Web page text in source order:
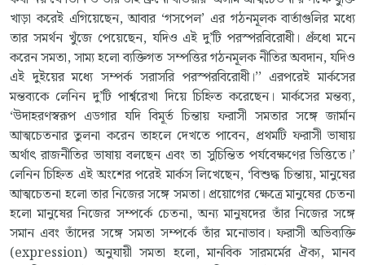
খাড়া করেই এগিয়েছেন, আবার ‘গসপেল’ এর গঠনমূলক বার্তাগুলির মধ্যে
তার সমর্থন খুঁজে পেয়েছেন, যদিও এই দু’টি পরস্পরবিরোধী। প্রুঁধো মনে
করেন সমতা, সাম্য হলো ব্যক্তিগত সম্পত্তির গঠনমূলক নীতির অবদান, যদিও
এই দুইয়ের মধ্যে সম্পর্ক সরাসরি পরস্পরবিরোধী।’’ এরপরেই মার্কসের
মন্তব্যকে লেনিন দু’টি পার্শ্বরেখা দিয়ে চিহ্নিত করেছেন। মার্কসের মন্তব্য,
‘উদাহরণস্বরূপ এডগার যদি বিমূর্ত চিন্তায় ফরাসী সমতার সঙ্গে জার্মান
আত্মচেতনার তুলনা করেন তাহলে দেখতে পাবেন, প্রথমটি ফরাসী ভাষায়
অর্থাৎ রাজনীতির ভাষায় বলছেন এবং তা সুচিন্তিত পর্যবেক্ষণের ভিত্তিতে।’
লেনিন চিহ্নিত এই অংশের পরেই মার্কস লিখেছেন, ‘বিশুদ্ধ চিন্তায়, মানুষের
আত্মচেতনা হলো তার নিজের সঙ্গে সমতা। প্রয়োগের ক্ষেত্রে মানুষের চেতনা
হলো মানুষের নিজের সম্পর্কে চেতনা, অন্য মানুষদের তাঁর নিজের সঙ্গে
সমান এবং তাঁদের সঙ্গে সমতা সম্পর্কে তাঁর মনোভাব। ফরাসী অভিব্যক্তি
(expression) অনুযায়ী সমতা হলো, মানবিক সারমর্মের ঐক্য, মানব